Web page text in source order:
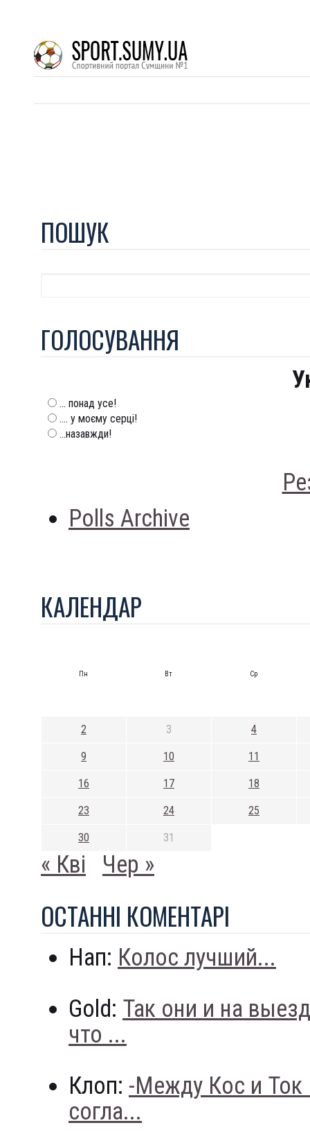
ПОШУК
ГОЛОСУВАННЯ
... понад усе!
.... у моєму серці!
...назавжди!
Polls Archive
КАЛЕНДАР
Пн Вт Ср
2 3 4
9 10 11
16 17 18
23 24 25
30 31
« Кві Чер »
ОСТАННI КОМЕНТАРI
Нап: Колос лучший...
Gold: Так они и на
что ...
Клоп: -Между Кос и
согла...